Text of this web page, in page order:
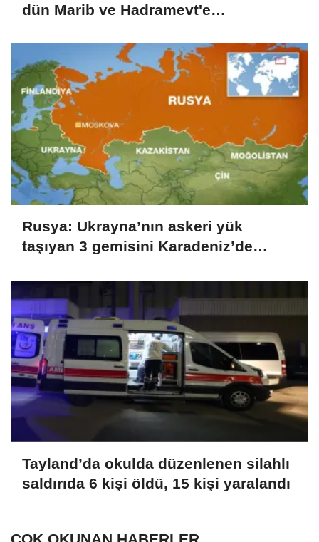
dün Marib ve Hadramevt'e
Rusya: Ukrayna’nın askeri yük
taşıyan 3 gemisini Karadeniz’de
Tayland’da okulda düzenlenen silahlı
saldırıda 6 kişi öldü, 15 kişi yaralandı